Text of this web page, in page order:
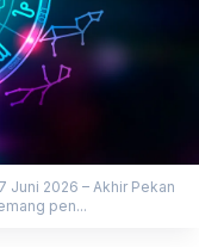
Juni 2026 – Akhir Pekan
pen...